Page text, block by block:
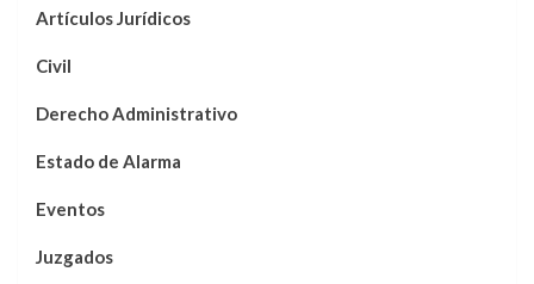
Artículos Jurídicos
Civil
Derecho Administrativo
Estado de Alarma
Eventos
Juzgados